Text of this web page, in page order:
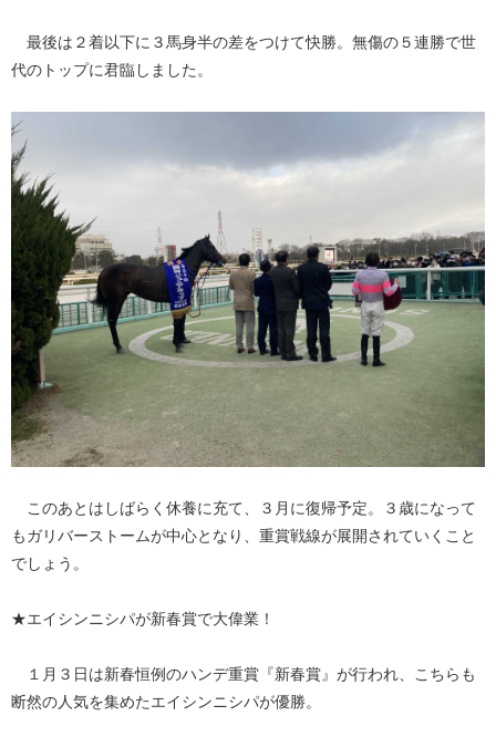
最後は２着以下に３馬身半の差をつけて快勝。無傷の５連勝で世
代のトップに君臨しました。
このあとはしばらく休養に充て、３月に復帰予定。３歳になって
もガリバーストームが中心となり、重賞戦線が展開されていくこと
でしょう。
★エイシンニシパが新春賞で大偉業！
１月３日は新春恒例のハンデ重賞『新春賞』が行われ、こちらも
断然の人気を集めたエイシンニシパが優勝。